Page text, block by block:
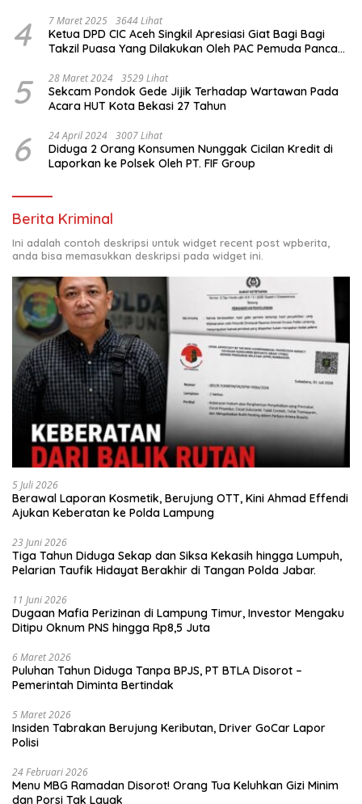
4 7 Maret 2025 3644 Lihat
Ketua DPD CIC Aceh Singkil Apresiasi Giat Bagi Bagi
Takzil Puasa Yang Dilakukan Oleh PAC Pemuda Panca
Meriah Kabupaten Aceh Singkil
5 28 Maret 2024 3529 Lihat
Sekcam Pondok Gede Jijik Terhadap Wartawan Pada
Acara HUT Kota Bekasi 27 Tahun
6 24 April 2024 3007 Lihat
Diduga 2 Orang Konsumen Nunggak Cicilan Kredit di
Laporkan ke Polsek Oleh PT. FIF Group
Berita Kriminal
Ini adalah contoh deskripsi untuk widget recent post wpberita,
anda bisa memasukkan deskripsi pada widget ini.
5 Juli 2026
Berawal Laporan Kosmetik, Berujung OTT, Kini Ahmad Effendi
Ajukan Keberatan ke Polda Lampung
23 Juni 2026
Tiga Tahun Diduga Sekap dan Siksa Kekasih hingga Lumpuh,
Pelarian Taufik Hidayat Berakhir di Tangan Polda Jabar.
11 Juni 2026
Dugaan Mafia Perizinan di Lampung Timur, Investor Mengaku
Ditipu Oknum PNS hingga Rp8,5 Juta
6 Maret 2026
Puluhan Tahun Diduga Tanpa BPJS, PT BTLA Disorot –
Pemerintah Diminta Bertindak
5 Maret 2026
Insiden Tabrakan Berujung Keributan, Driver GoCar Lapor
Polisi
24 Februari 2026
Menu MBG Ramadan Disorot! Orang Tua Keluhkan Gizi Minim
dan Porsi Tak Layak